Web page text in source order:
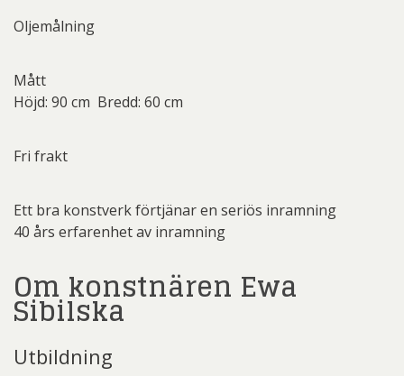
Oljemålning
Mått
Höjd: 90 cm Bredd: 60 cm
Fri frakt
Ett bra konstverk förtjänar en seriös inramning
40 års erfarenhet av inramning
Om konstnären Ewa
Sibilska
Utbildning